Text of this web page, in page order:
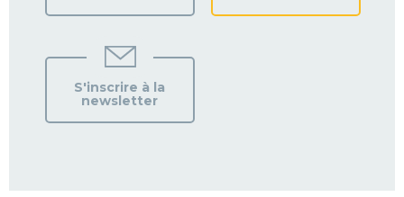
S'inscrire à la
newsletter